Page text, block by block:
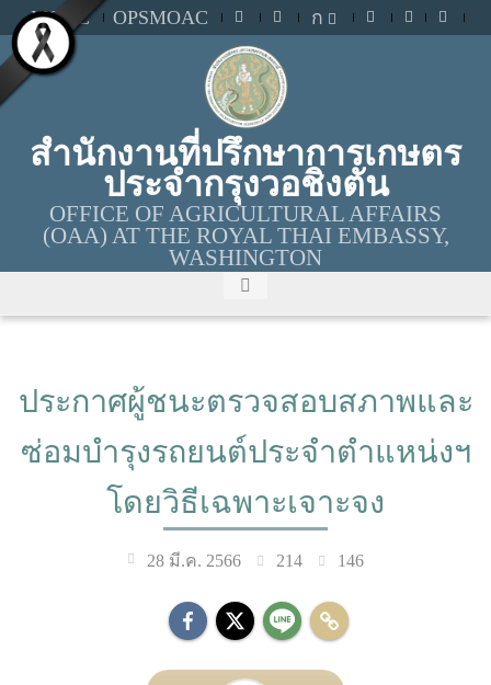
MOAC OPSMOAC ก
สำนักงานที่ปรึกษาการเกษตร
ประจำกรุงวอชิงตัน
OFFICE OF AGRICULTURAL AFFAIRS
(OAA) AT THE ROYAL THAI EMBASSY,
WASHINGTON
ประกาศผู้ชนะตรวจสอบสภาพและ
ซ่อมบำรุงรถยนต์ประจำตำแหน่งฯ
โดยวิธีเฉพาะเจาะจง
28 มี.ค. 2566 214 146